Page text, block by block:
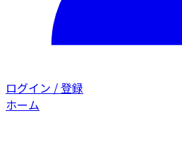
ログイン / 登録
ホーム